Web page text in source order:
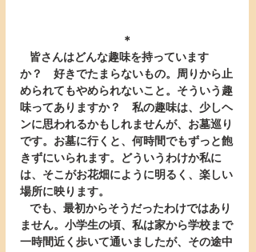
＊
か？　好きでたまらないもの。周りから止
められてもやめられないこと。そういう趣
味ってありますか？　私の趣味は、少しヘ
ンに思われるかもしれませんが、お墓巡り
です。お墓に行くと、何時間でもずっと飽
きずにいられます。どういうわけか私に
は、そこがお花畑にように明るく、楽しい
場所に映ります。
ません。小学生の頃、私は家から学校まで
一時間近く歩いて通いましたが、その途中